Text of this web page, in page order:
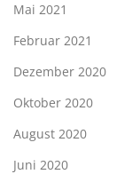
Mai 2021
Februar 2021
Dezember 2020
Oktober 2020
August 2020
Juni 2020